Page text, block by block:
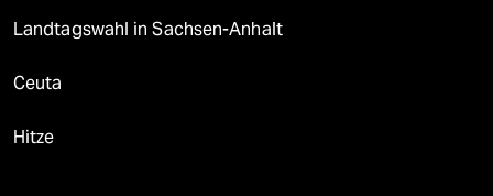
Landtagswahl in Sachsen-Anhalt
Ceuta
Hitze